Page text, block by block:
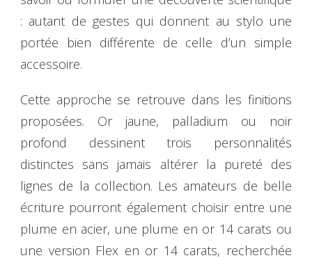
: autant de gestes qui donnent au stylo une
portée bien différente de celle d’un simple
accessoire.
Cette approche se retrouve dans les finitions
proposées. Or jaune, palladium ou noir
profond dessinent trois personnalités
distinctes sans jamais altérer la pureté des
lignes de la collection. Les amateurs de belle
écriture pourront également choisir entre une
plume en acier, une plume en or 14 carats ou
une version Flex en or 14 carats, recherchée